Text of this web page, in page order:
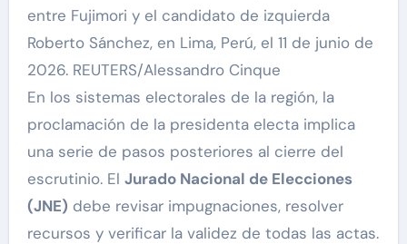
entre Fujimori y el candidato de izquierda
Roberto Sánchez, en Lima, Perú, el 11 de junio de
2026. REUTERS/Alessandro Cinque
En los sistemas electorales de la región, la
proclamación de la presidenta electa implica
una serie de pasos posteriores al cierre del
escrutinio. El Jurado Nacional de Elecciones
(JNE) debe revisar impugnaciones, resolver
recursos y verificar la validez de todas las actas.